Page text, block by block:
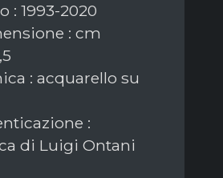
: 1993-2020
: cm
: acquarello su
:
di Luigi Ontani